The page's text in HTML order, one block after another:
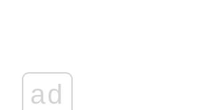
ad